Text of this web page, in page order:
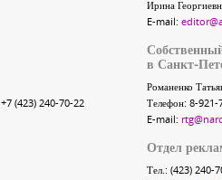
+7 (423) 240-70-22
Ирина
E-mail:
в Санкт-
Романенко
Телефон: 8-921-
E-mail:
Отдел
Тел.: (423) 240-